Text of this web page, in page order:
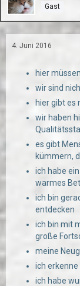
Gast
4. Juni 2016
hier
wir sind
hier gibt es
wir haben
es gibt
kümmern,
ich habe
warmes
ich bin
entdecken
ich bin mit
große
meine
ich
ich habe